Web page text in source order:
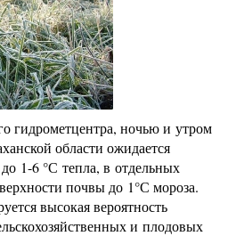
гидрометцентра, ночью и утром
области ожидается
1-6 °С тепла, в отдельных
почвы до 1°С мороза.
высокая вероятность
и плодовых